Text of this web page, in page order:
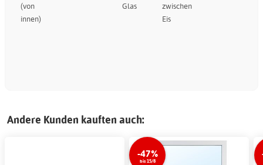
(von
innen)
Glas
zwischen
Eis
Andere Kunden kauften auch:
-47%
bis 15/8